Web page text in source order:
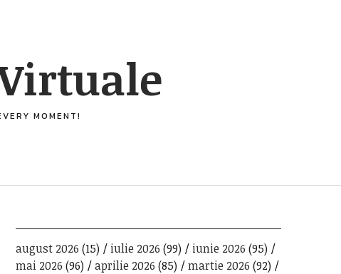
MOMENT!
august 2026 (15) iulie 2026 (99) iunie 2026 (95)
mai 2026 (96) aprilie 2026 (85) martie 2026 (92)